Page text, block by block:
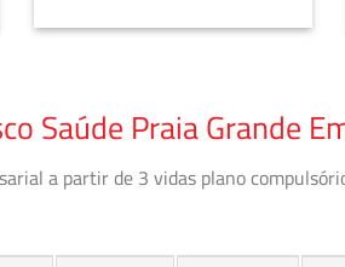
Saúde Praia Grande
a partir de 3 vidas plano